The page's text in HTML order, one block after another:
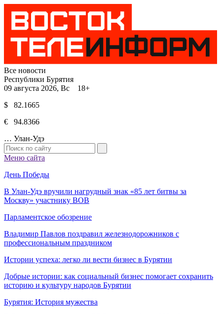
Все новости
Республики Бурятия
09 августа 2026, Вс 18+
$ 82.1665
€ 94.8366
… Улан-Удэ
Меню сайта
День Победы
В Улан-Удэ вручили нагрудный знак «85 лет битвы за
Москву» участнику ВОВ
Парламентское обозрение
Владимир Павлов поздравил железнодорожников с
профессиональным праздником
Истории успеха: легко ли вести бизнес в Бурятии
Добрые истории: как социальный бизнес помогает сохранить
историю и культуру народов Бурятии
Бурятия: История мужества